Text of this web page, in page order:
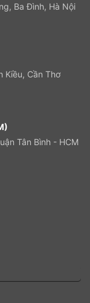
Ba Đình, Hà Nội
Kiều, Cần Thơ
Tân Bình - HCM